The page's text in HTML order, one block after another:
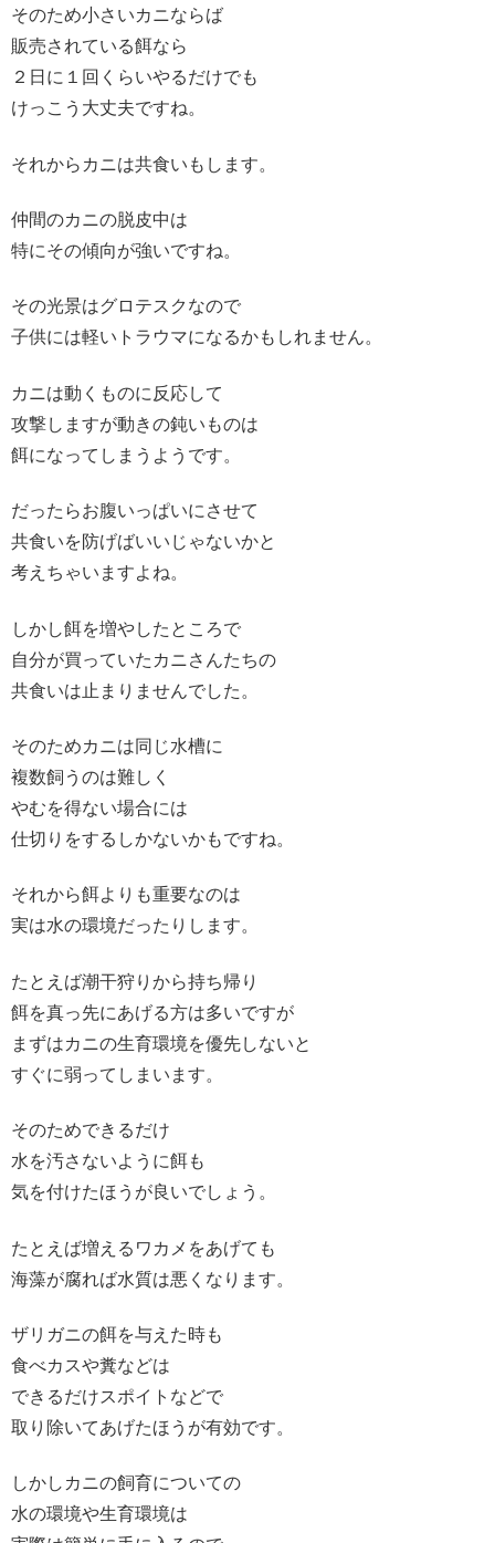
そのため小さいカニならば
販売されている餌なら
２日に１回くらいやるだけでも
けっこう大丈夫ですね。
それからカニは共食いもします。
仲間のカニの脱皮中は
特にその傾向が強いですね。
その光景はグロテスクなので
子供には軽いトラウマになるかもしれません。
カニは動くものに反応して
攻撃しますが動きの鈍いものは
餌になってしまうようです。
だったらお腹いっぱいにさせて
共食いを防げばいいじゃないかと
考えちゃいますよね。
しかし餌を増やしたところで
自分が買っていたカニさんたちの
共食いは止まりませんでした。
そのためカニは同じ水槽に
複数飼うのは難しく
やむを得ない場合には
仕切りをするしかないかもですね。
それから餌よりも重要なのは
実は水の環境だったりします。
たとえば潮干狩りから持ち帰り
餌を真っ先にあげる方は多いですが
まずはカニの生育環境を優先しないと
すぐに弱ってしまいます。
そのためできるだけ
水を汚さないように餌も
気を付けたほうが良いでしょう。
たとえば増えるワカメをあげても
海藻が腐れば水質は悪くなります。
ザリガニの餌を与えた時も
食べカスや糞などは
できるだけスポイトなどで
取り除いてあげたほうが有効です。
しかしカニの飼育についての
水の環境や生育環境は